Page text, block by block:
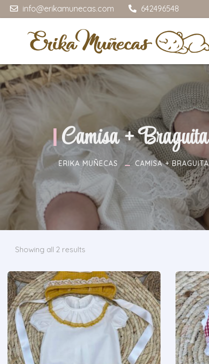
info@erikamunecas.com 642496548
Camisa + Braguita
ERIKA MUÑECAS CAMISA + BRAGUITA
Showing all 2 results